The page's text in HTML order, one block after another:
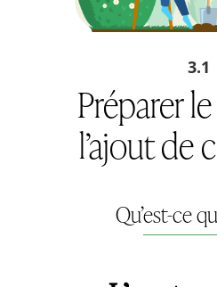
3.1
Préparer
l’ajout de
Qu’est-ce